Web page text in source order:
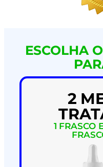
ESCOLHA
2
1 FRASCO